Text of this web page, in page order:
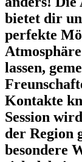
bietet dir
perfekte
lassen,
Kontakte
Session
der Region
besondere